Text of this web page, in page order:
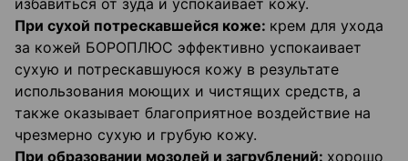
избавиться от зуда и успокаивает кожу.
При сухой потрескавшейся коже: крем для ухода
за кожей БОРОПЛЮС эффективно успокаивает
сухую и потрескавшуюся кожу в результате
использования моющих и чистящих средств, а
также оказывает благоприятное воздействие на
чрезмерно сухую и грубую кожу.
При образовании мозолей и загрублений: хорошо